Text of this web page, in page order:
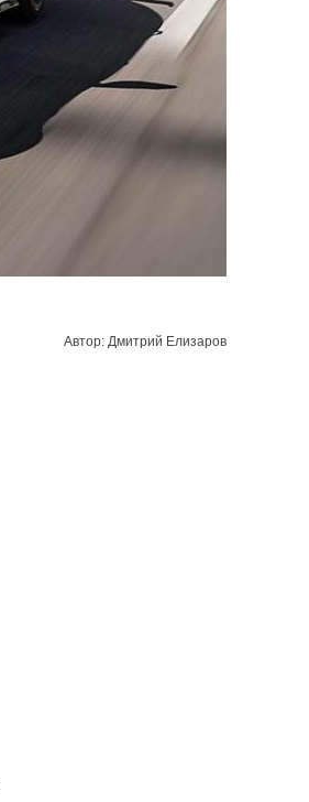
Автор: Дмитрий Елизаров